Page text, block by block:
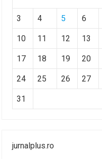
3 4 5 6
10 11 12 13
17 18 19 20
24 25 26 27
31
jurnalplus.ro